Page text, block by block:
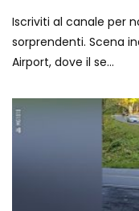
Iscriviti al canale per
sorprendenti. Scena
Airport, dove il se...